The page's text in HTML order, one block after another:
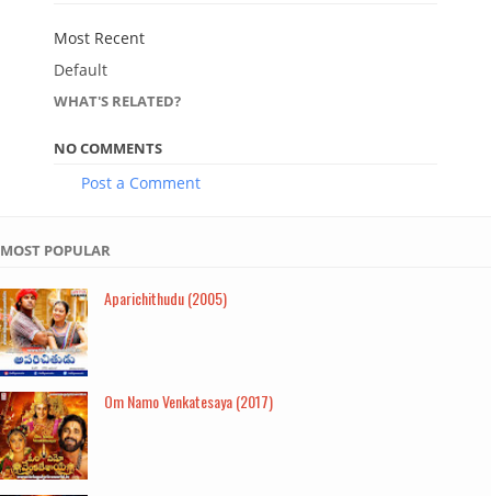
Most Recent
Default
WHAT'S RELATED?
NO COMMENTS
Post a Comment
MOST POPULAR
Aparichithudu (2005)
Om Namo Venkatesaya (2017)